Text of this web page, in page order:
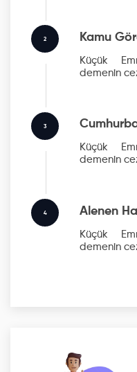
2 Kamu
Küçük
demenin
3
Küçük
demenin
4 Alenen
Küçük
demenin